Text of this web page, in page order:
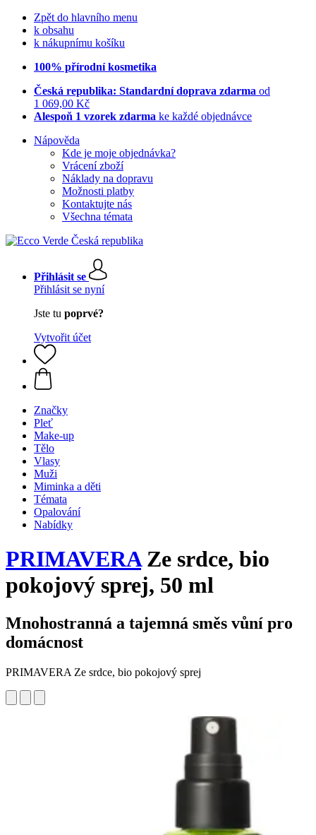
Zpět do hlavního menu
k obsahu
k nákupnímu košíku
100% přírodní kosmetika
Česká republika: Standardní doprava zdarma od
1 069,00 Kč
Alespoň 1 vzorek zdarma ke každé objednávce
Nápověda
Kde je moje objednávka?
Vrácení zboží
Náklady na dopravu
Možnosti platby
Kontaktujte nás
Všechna témata
Přihlásit se
Přihlásit se nyní
Jste tu poprvé?
Vytvořit účet
Značky
Pleť
Make-up
Tělo
Vlasy
Muži
Miminka a děti
Témata
Opalování
Nabídky
PRIMAVERAZe srdce, bio
pokojový sprej, 50 ml
Mnohostranná a tajemná směs vůní pro
domácnost
PRIMAVERA Ze srdce, bio pokojový sprej